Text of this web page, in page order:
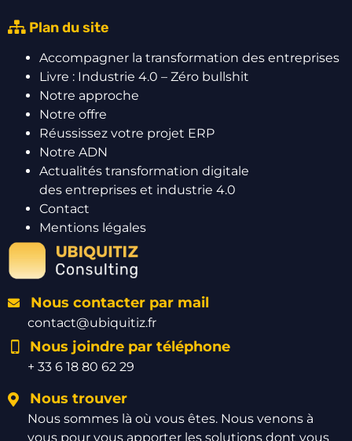
Plan du site
Accompagner la transformation des entreprises
Livre : Industrie 4.0 – Zéro bullshit
Notre approche
Notre offre
Réussissez votre projet ERP
Notre ADN
Actualités transformation digitale
des entreprises et industrie 4.0
Contact
Mentions légales
Nous contacter par mail
contact@ubiquitiz.fr
Nous joindre par téléphone
+ 33 6 18 80 62 29
Nous trouver
Nous sommes là où vous êtes. Nous venons à
vous pour vous apporter les solutions dont vous